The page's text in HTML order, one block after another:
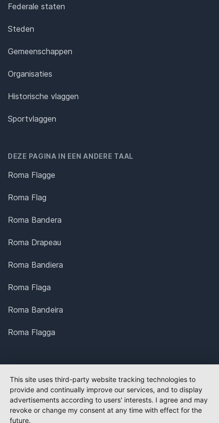
Federale staten
Steden
Gemeenschappen
Organisaties
Historische vlaggen
Sportvlaggen
DEZE PAGINA IN EEN ANDERE TAAL
Roma Flagge
Roma Flag
Roma Bandera
Roma Drapeau
Roma Bandiera
Roma Flaga
Roma Bandeira
Roma Flagga
This site uses third-party website tracking technologies to
provide and continually improve our services, and to display
advertisements according to users' interests. I agree and may
revoke or change my consent at any time with effect for the
future.